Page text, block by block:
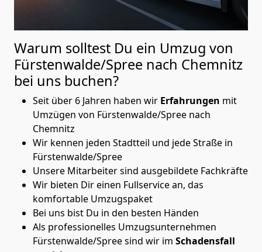
Warum solltest Du ein Umzug von
Fürstenwalde/Spree nach Chemnitz
bei uns buchen?
Seit über 6 Jahren haben wir Erfahrungen mit
Umzügen von Fürstenwalde/Spree nach
Chemnitz
Wir kennen jeden Stadtteil und jede Straße in
Fürstenwalde/Spree
Unsere Mitarbeiter sind ausgebildete Fachkräfte
Wir bieten Dir einen Fullservice an, das
komfortable Umzugspaket
Bei uns bist Du in den besten Händen
Als professionelles Umzugsunternehmen
Fürstenwalde/Spree sind wir im Schadensfall